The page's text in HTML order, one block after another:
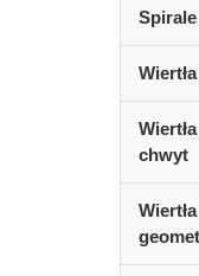
Spirale
Wiertła
Wiertła
chwyt
Wiertła